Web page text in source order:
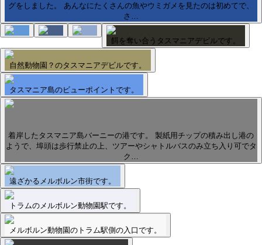
グをしました。 あんなにたくさんの魚やウミガメを見たのは初めてで、
さ…
餌を奪い合うタスマニアデビルです。
自然動物園？のタスマニアデビルです。
タスマニア島のビューポイントです。
着岸したタスマニア島バーニーの港です。 製紙用チップの積み出し港の
ようで、埠頭は歩行禁止の上、ツアーやシャトルバスのみ立ち入り可でタ
ク…
遠ざかるメルボルン市街です。
トラムのメルボルン動物園駅です。
メルボルン動物園のトラム駅側の入口です。